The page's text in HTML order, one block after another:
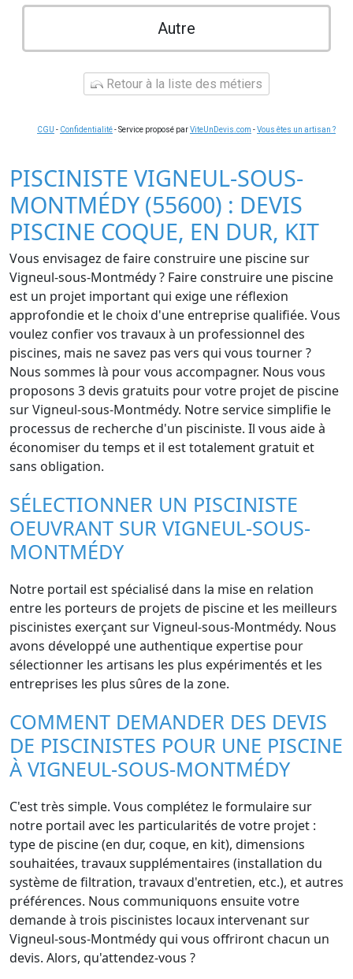
Autre
Retour à la liste des métiers
CGU - Confidentialité- Service proposé parViteUnDevis.com -Vous êtes un artisan ?
PISCINISTE VIGNEUL-SOUS-
MONTMÉDY (55600) : DEVIS
PISCINE COQUE, EN DUR, KIT
Vous envisagez de faire construire une piscine sur
Vigneul-sous-Montmédy ? Faire construire une piscine
est un projet important qui exige une réflexion
approfondie et le choix d'une entreprise qualifiée. Vous
voulez confier vos travaux à un professionnel des
piscines, mais ne savez pas vers qui vous tourner ?
Nous sommes là pour vous accompagner. Nous vous
proposons 3 devis gratuits pour votre projet de piscine
sur Vigneul-sous-Montmédy. Notre service simplifie le
processus de recherche d'un pisciniste. Il vous aide à
économiser du temps et il est totalement gratuit et
sans obligation.
SÉLECTIONNER UN PISCINISTE
OEUVRANT SUR VIGNEUL-SOUS-
MONTMÉDY
Notre portail est spécialisé dans la mise en relation
entre les porteurs de projets de piscine et les meilleurs
piscinistes exerçant sur Vigneul-sous-Montmédy. Nous
avons développé une authentique expertise pour
sélectionner les artisans les plus expérimentés et les
entreprises les plus sûres de la zone.
COMMENT DEMANDER DES DEVIS
DE PISCINISTES POUR UNE PISCINE
À VIGNEUL-SOUS-MONTMÉDY
C'est très simple. Vous complétez le formulaire sur
notre portail avec les particularités de votre projet :
type de piscine (en dur, coque, en kit), dimensions
souhaitées, travaux supplémentaires (installation du
système de filtration, travaux d'entretien, etc.), et autres
préférences. Nous communiquons ensuite votre
demande à trois piscinistes locaux intervenant sur
Vigneul-sous-Montmédy qui vous offriront chacun un
devis. Alors, qu'attendez-vous ?